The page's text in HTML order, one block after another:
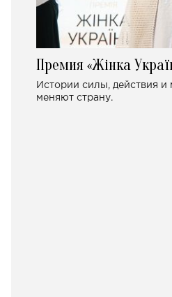
Премия «Жінка
Истории силы, действия и
меняют страну.